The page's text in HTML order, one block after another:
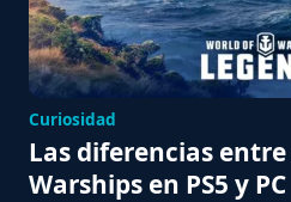
Curiosidad
Las diferencias
Warships en PS5 y PC